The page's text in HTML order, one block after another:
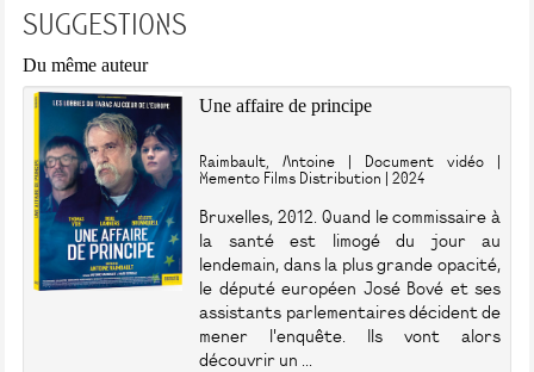
SUGGESTIONS
Du même auteur
Une affaire de principe
Raimbault, Antoine | Document vidéo |
Memento Films Distribution | 2024
Bruxelles, 2012. Quand le commissaire à
la santé est limogé du jour au
lendemain, dans la plus grande opacité,
le député européen José Bové et ses
assistants parlementaires décident de
mener l'enquête. Ils vont alors
découvrir un ...